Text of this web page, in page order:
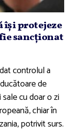
îşi protejeze
sancţionat
controlul a
de
cu doar o zi
chiar în
potrivit surs.